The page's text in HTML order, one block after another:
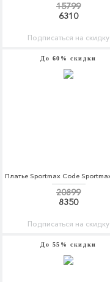
15799
6310
Подписаться на скидку
До 60% скидки
20899
8350
Подписаться на скидку
До 55% скидки